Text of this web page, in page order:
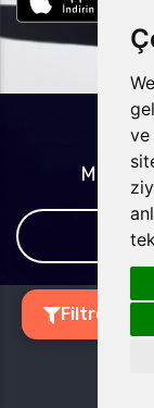
ve
Filtre (1)
Merak